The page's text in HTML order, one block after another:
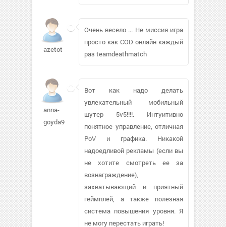
azetot
Очень весело ... Не миссия игра
просто как COD онлайн каждый
раз teamdeathmatch
anna-
goyda958
Вот как надо делать
увлекательный мобильный
шутер 5v5!!!!. Интуитивно
понятное управление, отличная
PoV и графика. Никакой
надоедливой рекламы (если вы
не хотите смотреть ее за
вознаграждение),
захватывающий и приятный
геймплей, а также полезная
система повышения уровня. Я
не могу перестать играть!